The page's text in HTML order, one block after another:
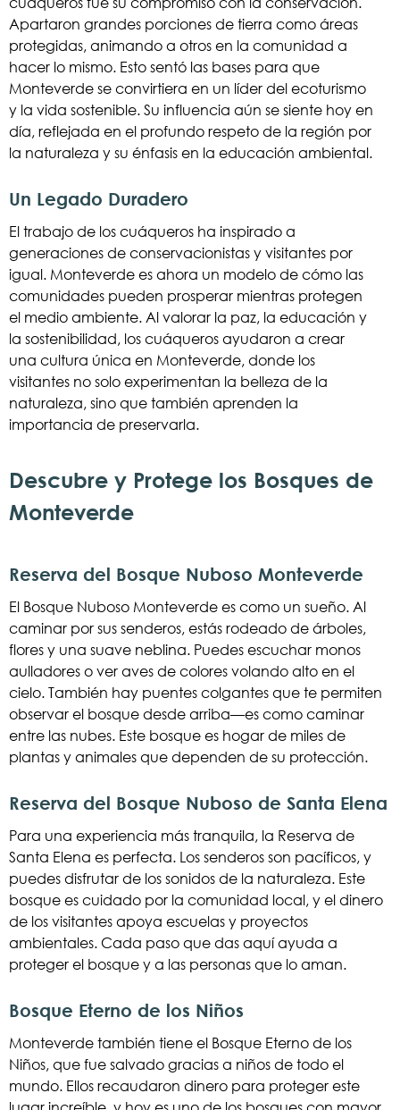
Apartaron grandes porciones de tierra como áreas
protegidas, animando a otros en la comunidad a
hacer lo mismo. Esto sentó las bases para que
Monteverde se convirtiera en un líder del ecoturismo
y la vida sostenible. Su influencia aún se siente hoy en
día, reflejada en el profundo respeto de la región por
la naturaleza y su énfasis en la educación ambiental.
Un Legado Duradero
El trabajo de los cuáqueros ha inspirado a
generaciones de conservacionistas y visitantes por
igual. Monteverde es ahora un modelo de cómo las
comunidades pueden prosperar mientras protegen
el medio ambiente. Al valorar la paz, la educación y
la sostenibilidad, los cuáqueros ayudaron a crear
una cultura única en Monteverde, donde los
visitantes no solo experimentan la belleza de la
naturaleza, sino que también aprenden la
importancia de preservarla.
Descubre y Protege los Bosques de
Monteverde
Reserva del Bosque Nuboso Monteverde
El Bosque Nuboso Monteverde es como un sueño. Al
caminar por sus senderos, estás rodeado de árboles,
flores y una suave neblina. Puedes escuchar monos
aulladores o ver aves de colores volando alto en el
cielo. También hay puentes colgantes que te permiten
observar el bosque desde arriba—es como caminar
entre las nubes. Este bosque es hogar de miles de
plantas y animales que dependen de su protección.
Reserva del Bosque Nuboso de Santa Elena
Para una experiencia más tranquila, la Reserva de
Santa Elena es perfecta. Los senderos son pacíficos, y
puedes disfrutar de los sonidos de la naturaleza. Este
bosque es cuidado por la comunidad local, y el dinero
de los visitantes apoya escuelas y proyectos
ambientales. Cada paso que das aquí ayuda a
proteger el bosque y a las personas que lo aman.
Bosque Eterno de los Niños
Monteverde también tiene el Bosque Eterno de los
Niños, que fue salvado gracias a niños de todo el
mundo. Ellos recaudaron dinero para proteger este